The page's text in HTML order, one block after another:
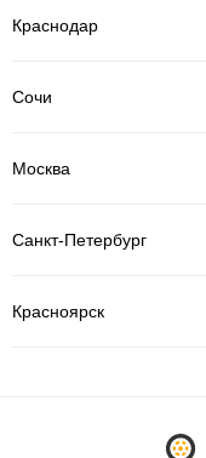
Краснодар
Сочи
Москва
Санкт-Петербург
Красноярск